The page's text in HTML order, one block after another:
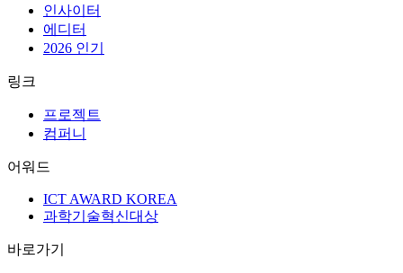
인사이터
에디터
2026 인기
링크
프로젝트
컴퍼니
어워드
ICT AWARD KOREA
과학기술혁신대상
바로가기